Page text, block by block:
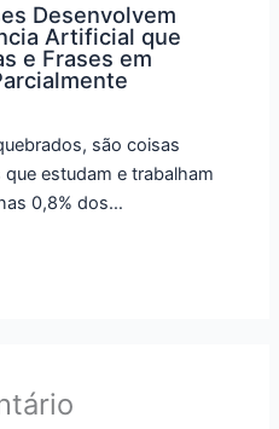
Desenvolvem
Artificial que
e Frases em
são coisas
estudam e trabalham
0,8% dos…